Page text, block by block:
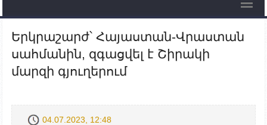
Երկրաշարժ՝ Հայաստան-Վրաստան
սահմանին, զգացվել է Շիրակի
մարզի գյուղերում
04.07.2023, 12:48